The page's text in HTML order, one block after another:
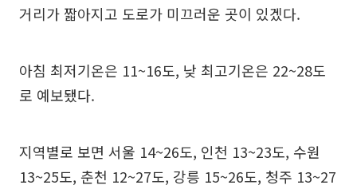
거리가 짧아지고 도로가 미끄러운 곳이 있겠다.
아침 최저기온은 11~16도, 낮 최고기온은 22~28도
로 예보됐다.
지역별로 보면 서울 14~26도, 인천 13~23도, 수원
13~25도, 춘천 12~27도, 강릉 15~26도, 청주 13~27